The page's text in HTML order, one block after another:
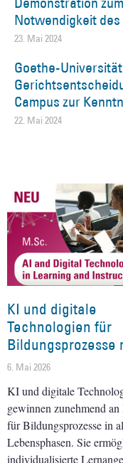
Notwendigkeit
23. Mai 2024
Goethe-
Campus zur
22. Mai 2024
KI und digitale
Technologien für
Bildungsprozesse
6. Mai 2026
KI und digitale
gewinnen zunehmend
für Bildungsprozesse in
Lebensphasen. Sie
individualisierte